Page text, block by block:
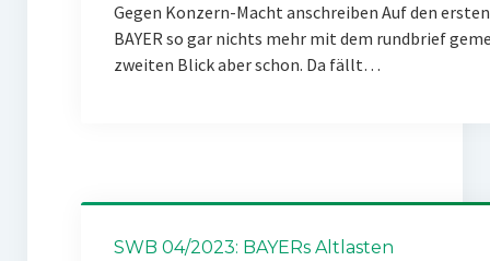
Gegen Konzern-Macht anschreiben Auf den
BAYER so gar nichts mehr mit dem rundbrief
zweiten Blick aber schon. Da fällt…
SWB 04/2023: BAYERs Altlasten